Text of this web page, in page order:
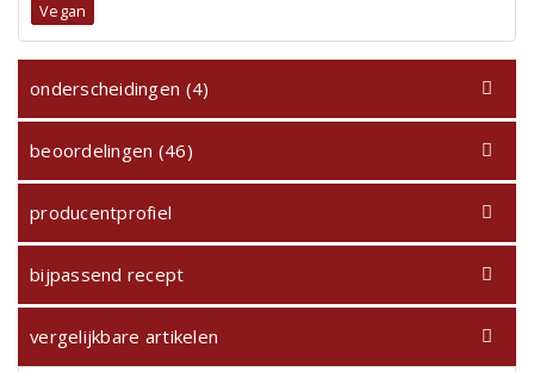
Vegan
onderscheidingen (4)
beoordelingen (46)
producentprofiel
bijpassend recept
vergelijkbare artikelen